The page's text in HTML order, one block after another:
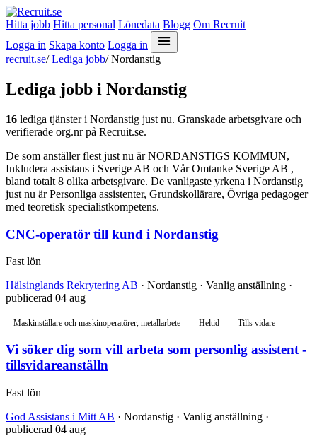
Hitta jobb Hitta personal Lönedata Blogg Om Recruit
Logga in Skapa konto Logga in
recruit.se/ Lediga jobb/ Nordanstig
Lediga jobb i Nordanstig
16 lediga tjänster i Nordanstig just nu. Granskade arbetsgivare och
verifierade org.nr på Recruit.se.
De som anställer flest just nu är NORDANSTIGS KOMMUN,
Inkludera assistans i Sverige AB och Vår Omtanke Sverige AB ,
bland totalt 8 olika arbetsgivare. De vanligaste yrkena i Nordanstig
just nu är Personliga assistenter, Grundskollärare, Övriga pedagoger
med teoretisk specialistkompetens.
CNC-operatör till kund i Nordanstig
Fast lön
Hälsinglands Rekrytering AB · Nordanstig · Vanlig anställning ·
publicerad 04 aug
Maskinställare och maskinoperatörer, metallarbete Heltid Tills vidare
Vi söker dig som vill arbeta som personlig assistent -
tillsvidareanställn
Fast lön
God Assistans i Mitt AB · Nordanstig · Vanlig anställning ·
publicerad 04 aug